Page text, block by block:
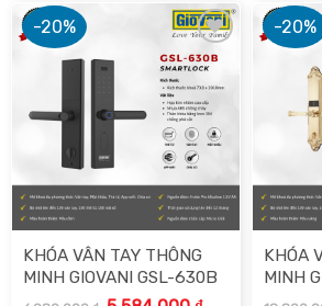
11,850,000 ₫. là:
9,480,000 ₫.
-20%
Add to
wishlist
KHÓA VÂN TAY THÔNG
MINH GIOVANI GSL-630B
-20%
KHÓA
MINH